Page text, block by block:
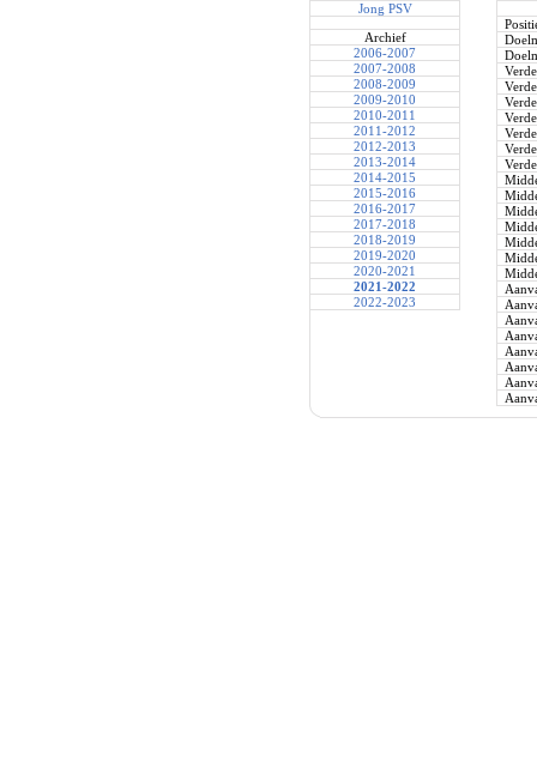
Jong PSV
Archief
2006-2007
2007-2008
2008-2009
2009-2010
2010-2011
2011-2012
2012-2013
2013-2014
2014-2015
2015-2016
2016-2017
2017-2018
2018-2019
2019-2020
2020-2021
2021-2022
2022-2023